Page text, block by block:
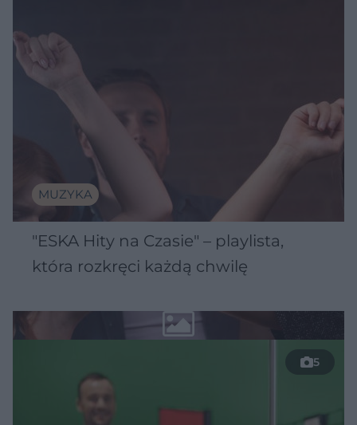
MUZYKA
"ESKA Hity na Czasie" – playlista,
która rozkręci każdą chwilę
5